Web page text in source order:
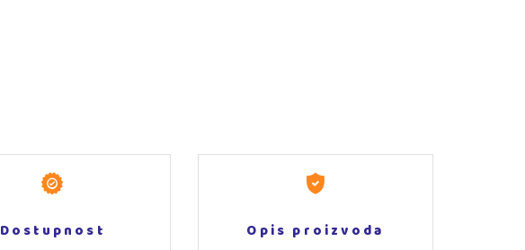
Dostupnost
Opis proizvoda